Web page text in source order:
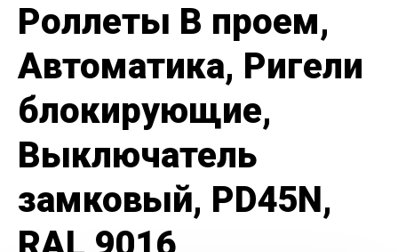
Роллеты В проем,
Автоматика, Ригели
блокирующие,
Выключатель
замковый, PD45N,